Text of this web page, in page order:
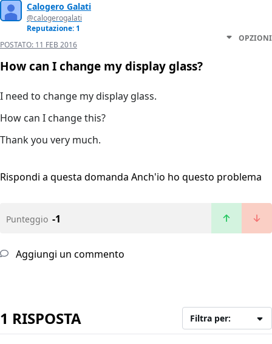
Calogero Galati
@calogerogalati
Reputazione: 1
POSTATO: 11 FEB 2016
OPZIONI
How can I change my display glass?
I need to change my display glass.
How can I change this?
Thank you very much.
Rispondi a questa domanda Anch'io ho questo problema
Punteggio -1
Aggiungi un commento
1 RISPOSTA Filtra per: